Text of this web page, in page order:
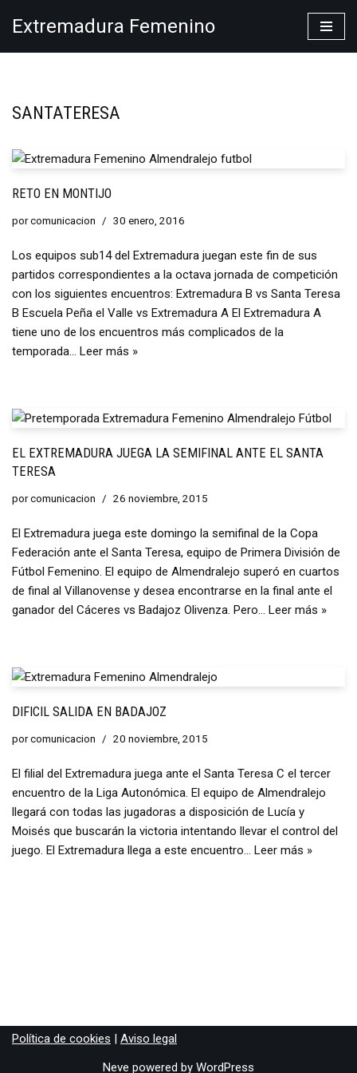
Extremadura Femenino
SANTATERESA
RETO EN MONTIJO
porcomunicacion 30 enero, 2016
Los equipos sub14 del Extremadura juegan este fin de sus
partidos correspondientes a la octava jornada de competición
con los siguientes encuentros: Extremadura B vs Santa Teresa
B Escuela Peña el Valle vs Extremadura A El Extremadura A
tiene uno de los encuentros más complicados de la
temporada… Leer más »
EL EXTREMADURA JUEGA LA SEMIFINAL ANTE EL SANTA
TERESA
porcomunicacion 26 noviembre, 2015
El Extremadura juega este domingo la semifinal de la Copa
Federación ante el Santa Teresa, equipo de Primera División de
Fútbol Femenino. El equipo de Almendralejo superó en cuartos
de final al Villanovense y desea encontrarse en la final ante el
ganador del Cáceres vs Badajoz Olivenza. Pero… Leer más »
DIFICIL SALIDA EN BADAJOZ
porcomunicacion 20 noviembre, 2015
El filial del Extremadura juega ante el Santa Teresa C el tercer
encuentro de la Liga Autonómica. El equipo de Almendralejo
llegará con todas las jugadoras a disposición de Lucía y
Moisés que buscarán la victoria intentando llevar el control del
juego. El Extremadura llega a este encuentro… Leer más »
Política de cookies | Aviso legal
Neve powered by WordPress